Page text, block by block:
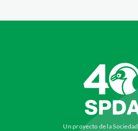
Un proyecto de la